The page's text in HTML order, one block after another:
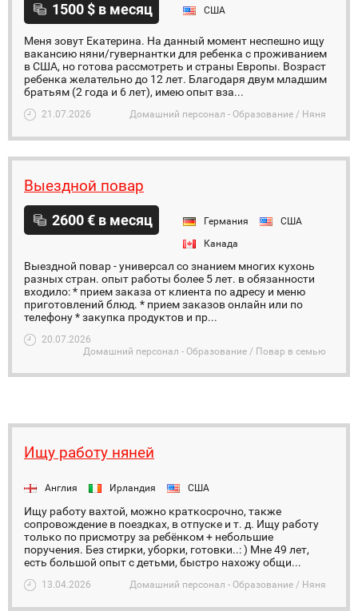
1500 $ в месяц США
Меня зовут Екатерина. На данный момент неспешно ищу
вакансию няни/гувернантки для ребенка с проживанием
в США, но готова рассмотреть и страны Европы. Возраст
ребенка желательно до 12 лет. Благодаря двум младшим
братьям (2 года и 6 лет), имею опыт вза...
21.07.2026 Домашний персонал - Образование / Няня
Выездной повар
2600 € в месяц Германия
США
Канада
Выездной повар - универсал со знанием многих кухонь
разных стран. опыт работы более 5 лет. в обязанности
входило: * прием заказа от клиента по адресу и меню
приготовлений блюд. * прием заказов онлайн или по
телефону * закупка продуктов и пр...
20.07.2026
Домашний персонал - Образование / Повар в семью
Ищу работу няней
Англия Ирландия США
Ищу работу вахтой, можно краткосрочно, также
сопровождение в поездках, в отпуске и т. д. Ищу работу
только по присмотру за ребёнком + небольшие
поручения. Без стирки, уборки, готовки..: ) Мне 49 лет,
есть большой опыт с детьми, быстро нахожу общи...
13.04.2026 Домашний персонал - Образование / Няня